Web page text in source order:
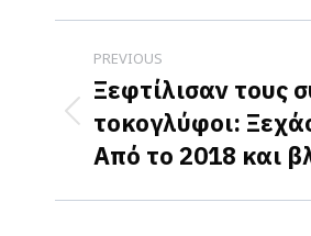
Post
navigation
PREVIOUS
Previous
post:
Ξεφτίλισαν τους
τοκογλύφοι:
Από το 2018 και